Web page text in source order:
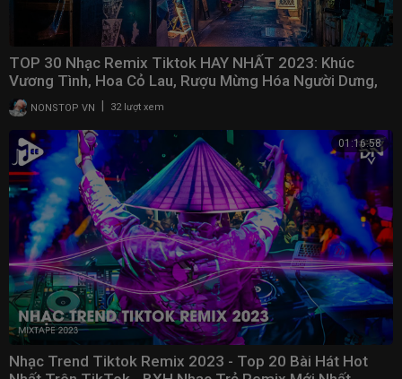
TOP 30 Nhạc Remix Tiktok HAY NHẤT 2023: Khúc
Vương Tình, Hoa Cỏ Lau, Rượu Mừng Hóa Người Dưng,
Gió NONSTOP VN 32 lượt xem
01:16:58
Nhạc Trend Tiktok Remix 2023 - Top 20 Bài Hát Hot